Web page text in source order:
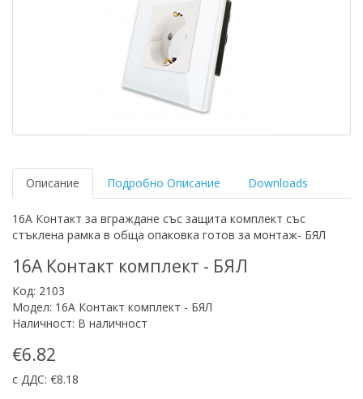
Описание Подробно Описание Downloads
16A Контакт за вграждане със защита комплект със
стъклена рамка в обща опаковка готов за монтаж- БЯЛ
16A Контакт комплект - БЯЛ
Код: 2103
Модел: 16A Контакт комплект - БЯЛ
Наличност: В наличност
€6.82
с ДДС: €8.18